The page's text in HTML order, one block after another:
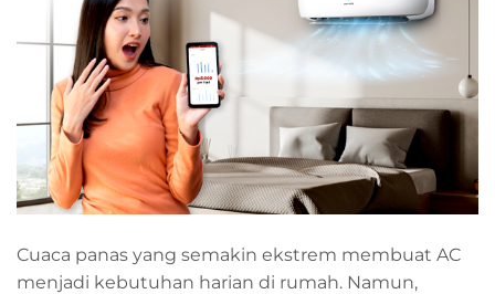
Cuaca panas yang semakin ekstrem membuat AC
menjadi kebutuhan harian di rumah. Namun,